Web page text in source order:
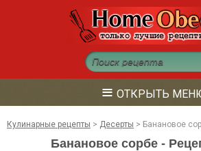
≡ ОТКРЫТЬ
Кулинарные рецепты > Десерты > Банановое
Банановое сорбе -